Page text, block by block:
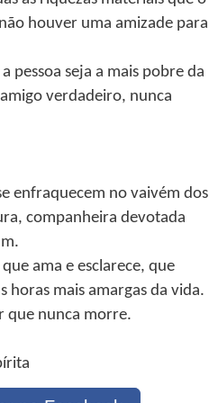
houver uma amizade para
pessoa seja a mais pobre da
verdadeiro, nunca
enfraquecem no vaivém dos
companheira devotada
ama e esclarece, que
horas mais amargas da vida.
que nunca morre.